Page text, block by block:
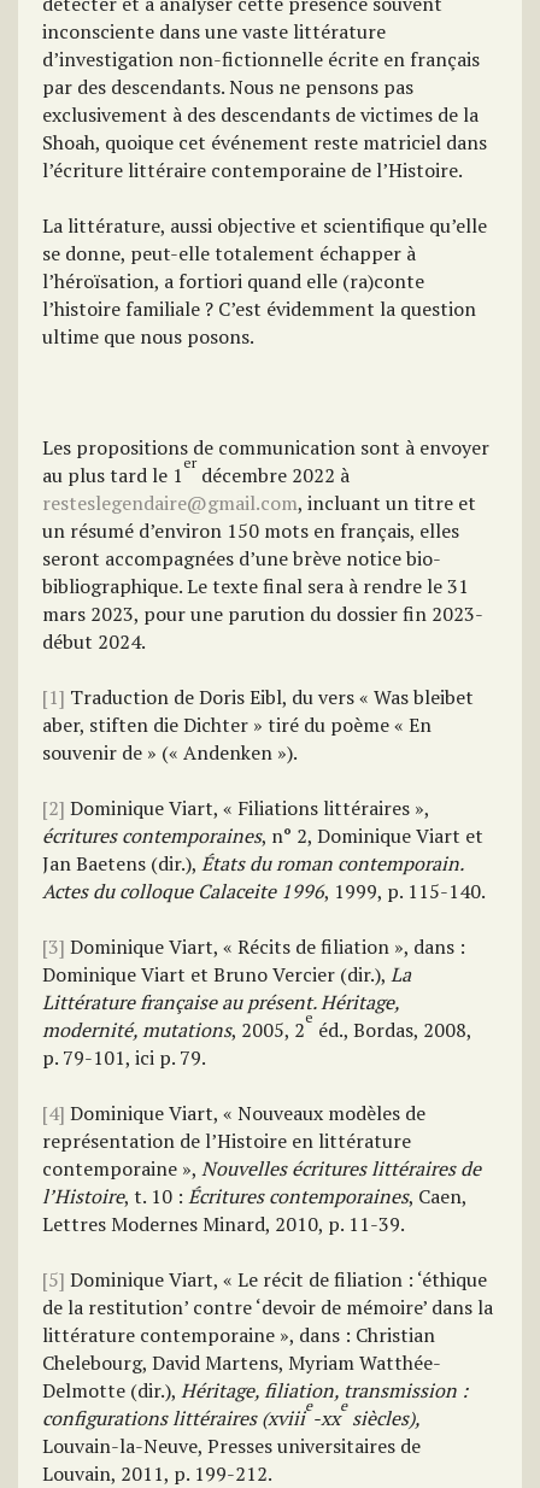
inconsciente dans une vaste littérature
d’investigation non-fictionnelle écrite en français
par des descendants. Nous ne pensons pas
exclusivement à des descendants de victimes de la
Shoah, quoique cet événement reste matriciel dans
l’écriture littéraire contemporaine de l’Histoire.
La littérature, aussi objective et scientifique qu’elle
se donne, peut-elle totalement échapper à
l’héroïsation, a fortiori quand elle (ra)conte
l’histoire familiale ? C’est évidemment la question
ultime que nous posons.
Les propositions de communication sont à envoyer
au plus tard le 1 er décembre 2022 à
resteslegendaire@gmail.com, incluant un titre et
un résumé d’environ 150 mots en français, elles
seront accompagnées d’une brève notice bio-
bibliographique. Le texte final sera à rendre le 31
mars 2023, pour une parution du dossier fin 2023-
début 2024.
[1] Traduction de Doris Eibl, du vers « Was bleibet
aber, stiften die Dichter » tiré du poème « En
souvenir de » (« Andenken »).
[2] Dominique Viart, « Filiations littéraires »,
écritures contemporaines, n° 2, Dominique Viart et
Jan Baetens (dir.), États du roman contemporain.
Actes du colloque Calaceite 1996, 1999, p. 115-140.
[3] Dominique Viart, « Récits de filiation », dans :
Dominique Viart et Bruno Vercier (dir.), La
Littérature française au présent. Héritage,
modernité, mutations, 2005, 2e éd., Bordas, 2008,
p. 79-101, ici p. 79.
[4] Dominique Viart, « Nouveaux modèles de
représentation de l’Histoire en littérature
contemporaine », Nouvelles écritures littéraires de
l’Histoire, t. 10 : Écritures contemporaines, Caen,
Lettres Modernes Minard, 2010, p. 11-39.
[5] Dominique Viart, « Le récit de filiation : ‘éthique
de la restitution’ contre ‘devoir de mémoire’ dans la
littérature contemporaine », dans : Christian
Chelebourg, David Martens, Myriam Watthée-
Delmotte (dir.), Héritage, filiation, transmission :
configurations littéraires (xviiie-xxe siècles),
Louvain-la-Neuve, Presses universitaires de
Louvain, 2011, p. 199-212.